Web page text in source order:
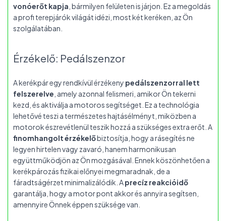
vonóerőt kapja , bármilyen felületen is járjon. Ez a megoldás
a profi terepjárók világát idézi, most két keréken, az Ön
szolgálatában.
Érzékelő: Pedálszenzor
A kerékpár egy rendkívül érzékeny pedálszenzorral lett
felszerelve , amely azonnal felismeri, amikor Ön tekerni
kezd, és aktiválja a motoros segítséget. Ez a technológia
lehetővé teszi a természetes hajtásélményt, miközben a
motorok észrevétlenül teszik hozzá a szükséges extra erőt. A
finomhangolt érzékelőbiztosítja, hogy a rásegítés ne
legyen hirtelen vagy zavaró, hanem harmonikusan
együttműködjön az Ön mozgásával. Ennek köszönhetően a
kerékpározás fizikai előnyei megmaradnak, de a
fáradtságérzet minimalizálódik. Aprecíz reakcióidő
garantálja, hogy a motor pont akkor és annyira segítsen,
amennyire Önnek éppen szüksége van.